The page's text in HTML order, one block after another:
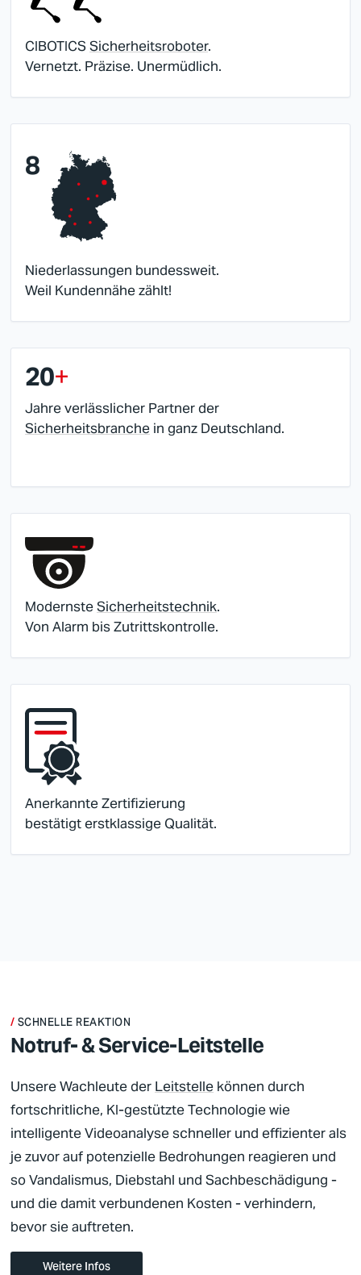
CIBOTICSSicherheitsroboter.
Vernetzt. Präzise. Unermüdlich.
8
Niederlassungen bundessweit.
Weil Kundennähe zählt!
20+
Jahre verlässlicher Partner der
Sicherheitsbranche in ganz Deutschland.
ModernsteSicherheitstechnik.
Von Alarm bis Zutrittskontrolle.
Anerkannte Zertifizierung
bestätigt erstklassige Qualität.
SCHNELLE REAKTION
Notruf- & Service­-Leit­stelle
Unsere Wachleute der Leitstelle können durch
fortschritliche, KI-gestützte Technologie wie
intelligente Videoanalyse schneller und effizienter als
je zuvor auf potenzielle Bedrohungen reagieren und
so Vandalismus, Diebstahl und Sachbeschädigung -
und die damit verbundenen Kosten - verhindern,
bevor sie auftreten.
Weitere Infos